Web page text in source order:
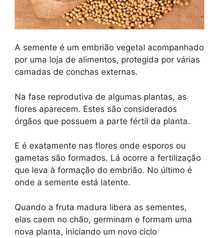
A semente é um embrião vegetal acompanhado
por uma loja de alimentos, protegida por várias
camadas de conchas externas.
Na fase reprodutiva de algumas plantas, as
flores aparecem. Estes são considerados
órgãos que possuem a parte fértil da planta.
E é exatamente nas flores onde esporos ou
gametas são formados. Lá ocorre a fertilização
que leva à formação do embrião. No último é
onde a semente está latente.
Quando a fruta madura libera as sementes,
elas caem no chão, germinam e formam uma
nova planta, iniciando um novo ciclo